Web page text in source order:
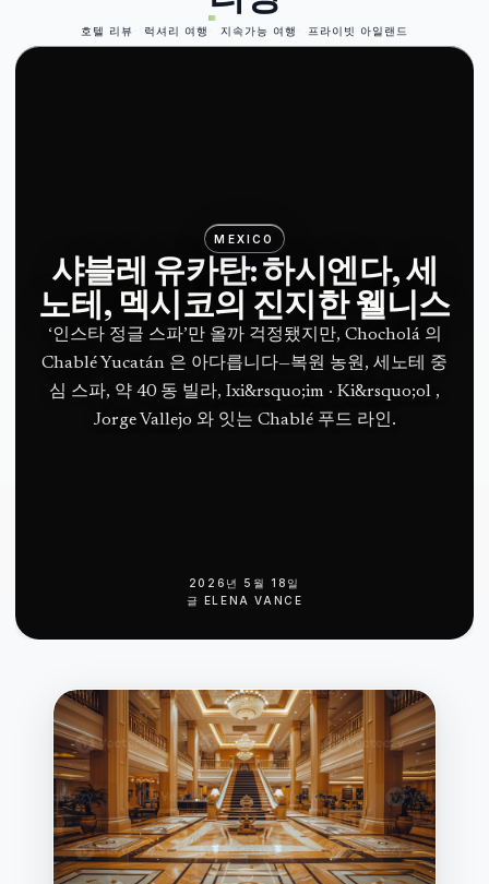
호텔 리뷰 럭셔리 여행 지속가능 여행 프라이빗 아일랜드
MEXICO
샤블레 유카탄: 하시엔다, 세
노테, 멕시코의 진지한 웰니스
‘인스타 정글 스파’만 올까 걱정됐지만, Chocholá 의
Chablé Yucatán 은 아다릅니다—복원 농원, 세노테 중
심 스파, 약 40 동 빌라, Ixi&rsquo;im · Ki&rsquo;ol ,
Jorge Vallejo 와 잇는 Chablé 푸드 라인.
2026년 5월 18일
글 ELENA VANCE